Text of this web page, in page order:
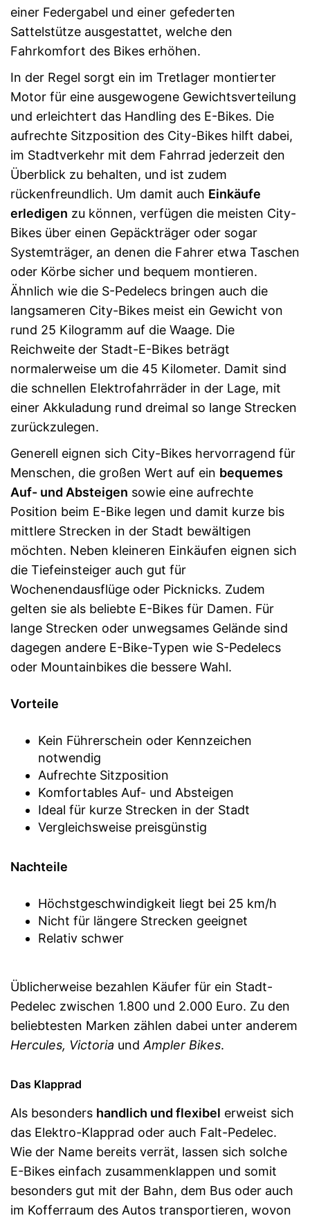
einer Federgabel und einer gefederten
Sattelstütze ausgestattet, welche den
Fahrkomfort des Bikes erhöhen.
In der Regel sorgt ein im Tretlager montierter
Motor für eine ausgewogene Gewichtsverteilung
und erleichtert das Handling des E-Bikes. Die
aufrechte Sitzposition des City-Bikes hilft dabei,
im Stadtverkehr mit dem Fahrrad jederzeit den
Überblick zu behalten, und ist zudem
rückenfreundlich. Um damit auch Einkäufe
erledigen zu können, verfügen die meisten City-
Bikes über einen Gepäckträger oder sogar
Systemträger, an denen die Fahrer etwa Taschen
oder Körbe sicher und bequem montieren.
Ähnlich wie die S-Pedelecs bringen auch die
langsameren City-Bikes meist ein Gewicht von
rund 25 Kilogramm auf die Waage. Die
Reichweite der Stadt-E-Bikes beträgt
normalerweise um die 45 Kilometer. Damit sind
die schnellen Elektrofahrräder in der Lage, mit
einer Akkuladung rund dreimal so lange Strecken
zurückzulegen.
Generell eignen sich City-Bikes hervorragend für
Menschen, die großen Wert auf ein bequemes
Auf- und Absteigen sowie eine aufrechte
Position beim E-Bike legen und damit kurze bis
mittlere Strecken in der Stadt bewältigen
möchten. Neben kleineren Einkäufen eignen sich
die Tiefeinsteiger auch gut für
Wochenendausflüge oder Picknicks. Zudem
gelten sie als beliebte E-Bikes für Damen. Für
lange Strecken oder unwegsames Gelände sind
dagegen andere E-Bike-Typen wie S-Pedelecs
oder Mountainbikes die bessere Wahl.
Vorteile
Kein Führerschein oder Kennzeichen
notwendig
Aufrechte Sitzposition
Komfortables Auf- und Absteigen
Ideal für kurze Strecken in der Stadt
Vergleichsweise preisgünstig
Nachteile
Höchstgeschwindigkeit liegt bei 25 km/h
Nicht für längere Strecken geeignet
Relativ schwer
Üblicherweise bezahlen Käufer für ein Stadt-
Pedelec zwischen 1.800 und 2.000 Euro. Zu den
beliebtesten Marken zählen dabei unter anderem
Hercules, Victoria und Ampler Bikes.
Das Klapprad
Als besonders handlich und flexibel erweist sich
das Elektro-Klapprad oder auch Falt-Pedelec.
Wie der Name bereits verrät, lassen sich solche
E-Bikes einfach zusammenklappen und somit
besonders gut mit der Bahn, dem Bus oder auch
im Kofferraum des Autos transportieren, wovon